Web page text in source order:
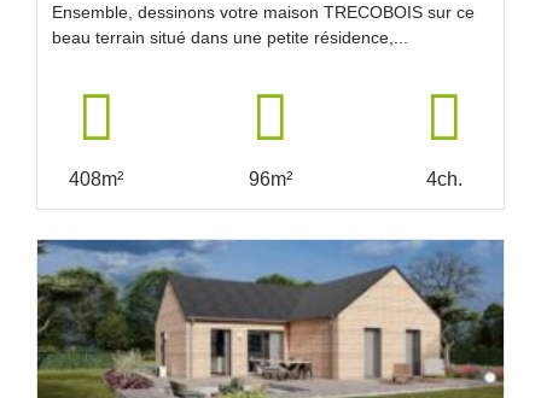
Ensemble, dessinons votre maison TRECOBOIS sur ce
beau terrain situé dans une petite résidence,...
408m² 96m² 4ch.